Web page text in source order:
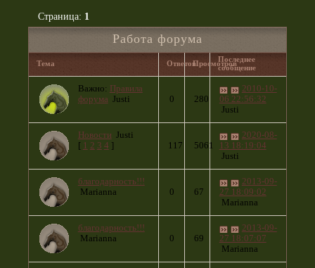
Работа форума
Страница: 1
Тема ОтветовПросмотровПоследнее
сообщение
Важно: Правила
форума Justi 0 280
2010-10-
06 22:56:32
Justi
Новости Justi
[ 1 2 3 4 ] 117 5061
2020-08-
13 18:19:04
Justi
благодарность!!!
Marianna
0 67
2013-09-
27 18:09:02
Marianna
благодарность!!!
Marianna
0 69
2013-09-
27 18:07:07
Marianna